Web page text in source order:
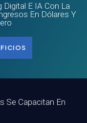
E IA Con La
En Dólares Y
Se Capacitan En